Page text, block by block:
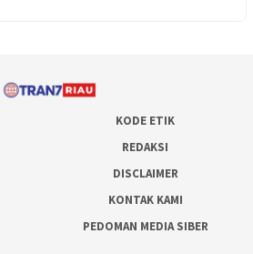
KODE ETIK
REDAKSI
DISCLAIMER
KONTAK KAMI
PEDOMAN MEDIA SIBER